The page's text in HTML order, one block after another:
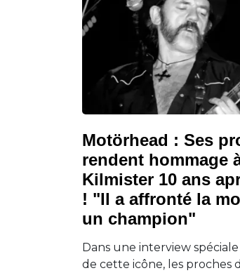
Motörhead : Ses
rendent hommage
Kilmister 10 ans
! "Il a affronté la
un champion"
Dans une interview
de cette icône, les proches